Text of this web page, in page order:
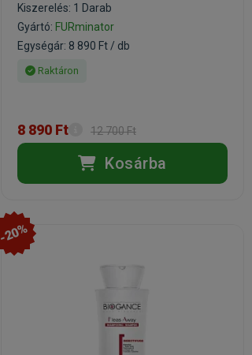
Kiszerelés: 1 Darab
Gyártó: FURminator
Egységár: 8 890 Ft / db
Raktáron
8 890 Ft 12 700 Ft
Kosárba
-20%